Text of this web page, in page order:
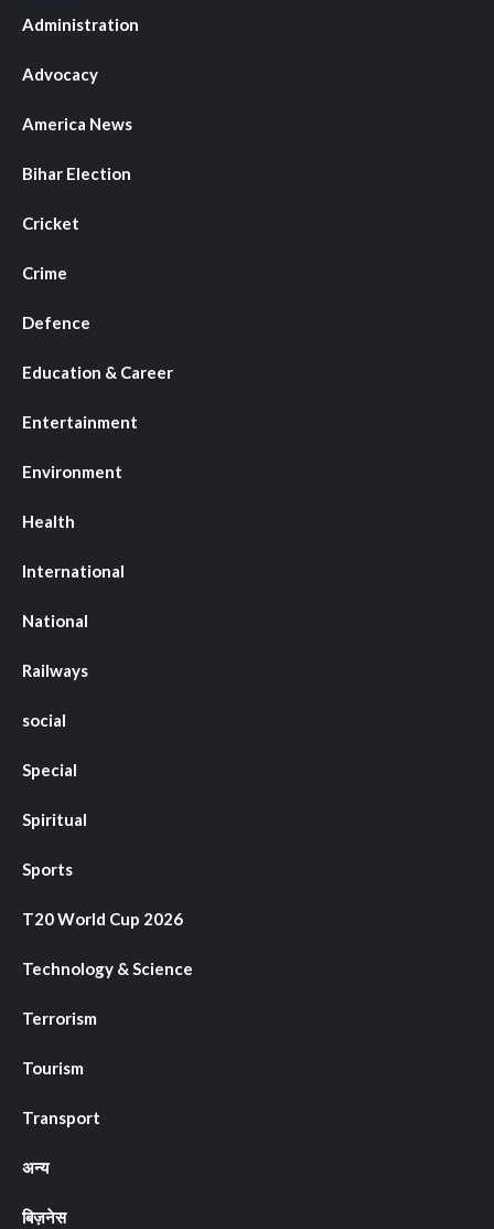
Administration
Advocacy
America News
Bihar Election
Cricket
Crime
Defence
Education & Career
Entertainment
Environment
Health
International
National
Railways
social
Special
Spiritual
Sports
T20 World Cup 2026
Technology & Science
Terrorism
Tourism
Transport
अन्य
बिज़नेस